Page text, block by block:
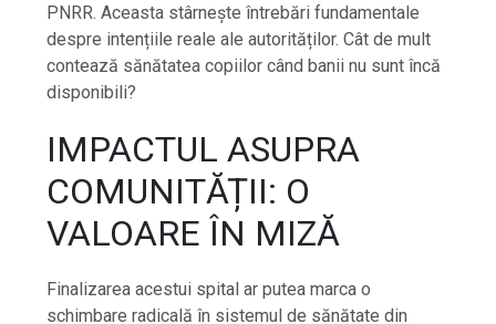
PNRR. Aceasta stârnește întrebări fundamentale
despre intențiile reale ale autorităților. Cât de mult
contează sănătatea copiilor când banii nu sunt încă
disponibili?
IMPACTUL ASUPRA
COMUNITĂȚII: O
VALOARE ÎN MIZĂ
Finalizarea acestui spital ar putea marca o
schimbare radicală în sistemul de sănătate din